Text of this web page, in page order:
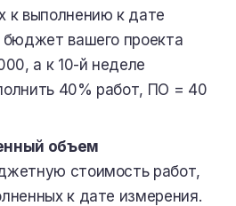
к выполнению к дате
бюджет вашего проекта
а к 10-й неделе
40% работ, ПО = 40
объем
стоимость работ,
к дате измерения.